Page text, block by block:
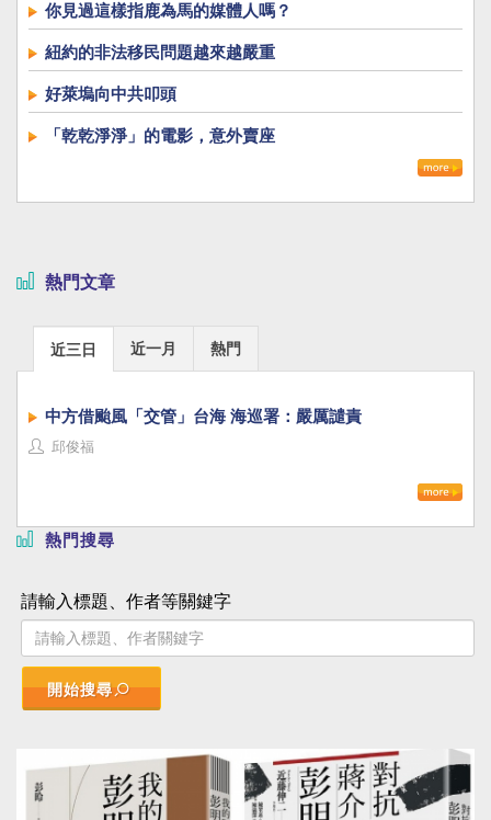
你見過這樣指鹿為馬的媒體人嗎？
紐約的非法移民問題越來越嚴重
好萊塢向中共叩頭
「乾乾淨淨」的電影，意外賣座
熱門文章
近三日 近一月 熱門
中方借颱風「交管」台海 海巡署：嚴厲譴責
邱俊福
熱門搜尋
請輸入標題、作者等關鍵字
開始搜尋